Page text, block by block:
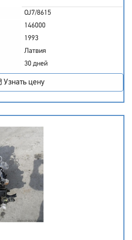
OJ7/8615
146000
1993
Латвия
30 дней
Узнать цену